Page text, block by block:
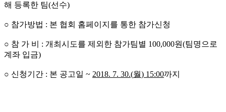
해 등록한 팀(선수)
○ 참가방법 : 본 협회 홈페이지를 통한 참가신청
○ 참 가 비 : 개최시도를 제외한 참가팀별 100,000원(팀명으로
계좌 입금)
○ 신청기간 : 본 공고일 ~ 2018. 7. 30.(월) 15:00까지